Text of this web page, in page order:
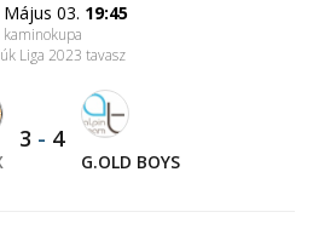
Május 03. 19:45
kaminokupa
Liga 2023 tavasz
3 - 4
G.OLD BOYS